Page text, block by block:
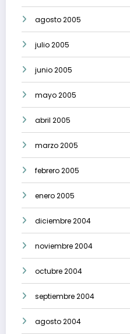
agosto 2005
julio 2005
junio 2005
mayo 2005
abril 2005
marzo 2005
febrero 2005
enero 2005
diciembre 2004
noviembre 2004
octubre 2004
septiembre 2004
agosto 2004